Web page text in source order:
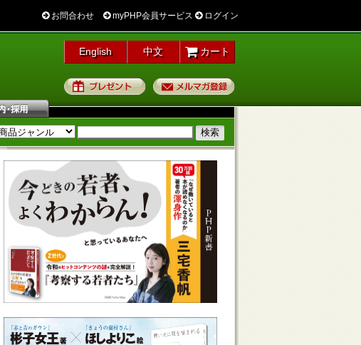
お問合わせ myPHP会員サービス ログイン
English 中文 カート
プレゼント